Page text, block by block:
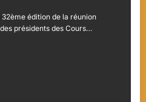
édition de la réunion
présidents des Cours…